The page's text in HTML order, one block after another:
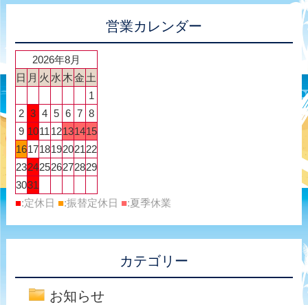
営業カレンダー
2026年8月
日 月 火 水 木金 土
1
2 3 4 5 6 7 8
9 1011 12131415
16171819202122
23242526272829
3031
■:定休日 ■:振替定休日 ■:夏季休業
カテゴリー
お知らせ